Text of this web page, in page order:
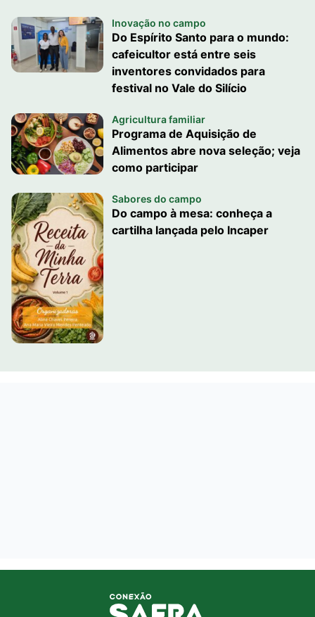
Inovação no campo
Do Espírito Santo para o mundo:
cafeicultor está entre seis
inventores convidados para
festival no Vale do Silício
Agricultura familiar
Programa de Aquisição de
Alimentos abre nova seleção; veja
como participar
Sabores do campo
Do campo à mesa: conheça a
cartilha lançada pelo Incaper